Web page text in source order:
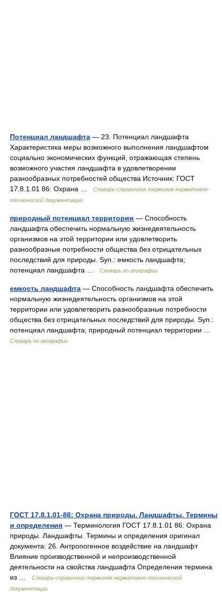
Потенциал ландшафта — 23. Потенциал ландшафта
Характеристика меры возможного выполнения ландшафтом
социально экономических функций, отражающая степень
возможного участия ландшафта в удовлетворении
разнообразных потребностей общества Источник: ГОСТ
17.8.1.01 86: Охрана …
Словарь-справочник терминов нормативно-
технической документации
природный потенциал территории — Способность
ландшафта обеспечить нормальную жизнедеятельность
организмов на этой территории или удовлетворить
разнообразные потребности общества без отрицательных
последствий для природы. Syn.: емкость ландшафта;
потенциал ландшафта …
Словарь по географии
емкость ландшафта — Способность ландшафта обеспечить
нормальную жизнедеятельность организмов на этой
территории или удовлетворить разнообразные потребности
общества без отрицательных последствий для природы. Syn.:
потенциал ландшафта; природный потенциал территории …
Словарь по географии
ГОСТ 17.8.1.01-86: Охрана природы. Ландшафты. Термины
и определения — Терминология ГОСТ 17.8.1.01 86: Охрана
природы. Ландшафты. Термины и определения оригинал
документа: 26. Антропогенное воздействие на ландшафт
Влияние производственной и непроизводственной
деятельности на свойства ландшафта Определения термина
из …
Словарь-справочник терминов нормативно-технической
документации